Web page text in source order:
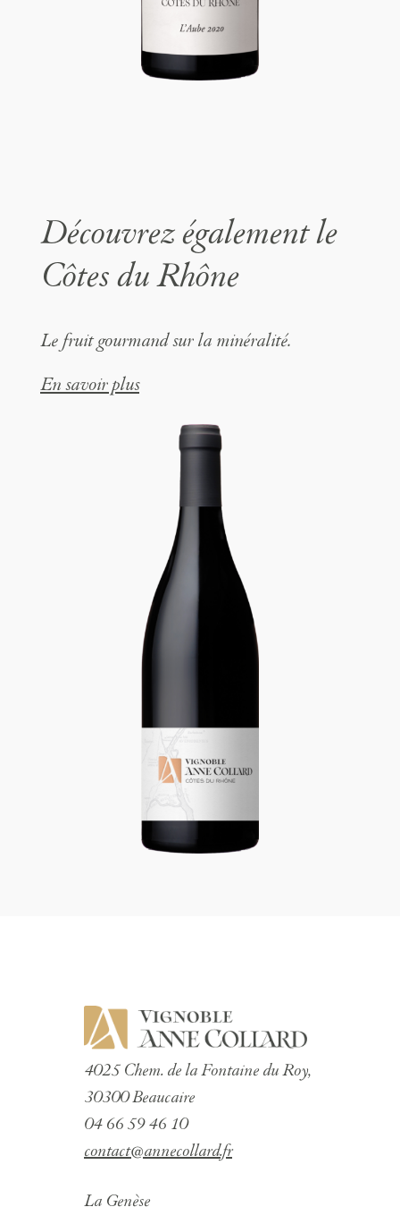
Découvrez également le
Côtes du Rhône
Le fruit gourmand sur la minéralité.
En savoir plus
4025 Chem. de la Fontaine du Roy,
30300 Beaucaire
04 66 59 46 10
contact@annecollard.fr
La Genèse